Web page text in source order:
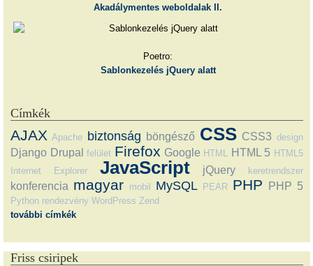
Akadálymentes weboldalak II.
Poetro:
Sablonkezelés jQuery alatt
Címkék
AJAX Apache biztonság böngésző CSS CSS3 design
Django Drupal felület Firefox Google HTML HTML 5 HTML5
Internet Explorer
JavaScript jQuery keretrendszer
konferencia magyar mobil MySQL PEAR PHP PHP 5
Python rendezvény WordPress Zend
további címkék
Friss csiripek